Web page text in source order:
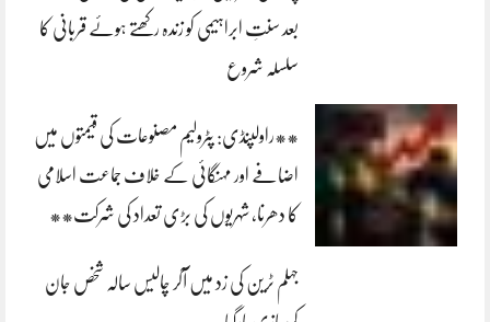
بعد سنتِ ابراہیمی کو زندہ رکھتے ہوئے قربانی کا
سلسلہ شروع
**راولپنڈی: پٹرولیم مصنوعات کی قیمتوں میں
اضافے اور مہنگائی کے خلاف جماعت اسلامی
کا دھرنا، شہریوں کی بڑی تعداد کی شرکت**
جہلم ٹرین کی زد میں آکر چالیس سالہ شخص جان